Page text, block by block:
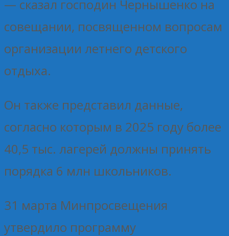
— сказал господин Чернышенко на
совещании, посвященном вопросам
организации летнего детского
отдыха.
Он также представил данные,
согласно которым в 2025 году более
40,5 тыс. лагерей должны принять
порядка 6 млн школьников.
31 марта Минпросвещения
утвердило программу